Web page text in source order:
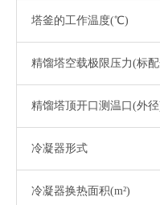
塔釜的工作温度(℃)
精馏塔空载极限压力(标
精馏塔顶开口测温口 (外
冷凝器形式
冷凝器换热面积(m²)